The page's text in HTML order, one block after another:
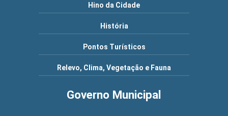
Hino da Cidade
História
Pontos Turísticos
Relevo, Clima, Vegetação e Fauna
Governo Municipal